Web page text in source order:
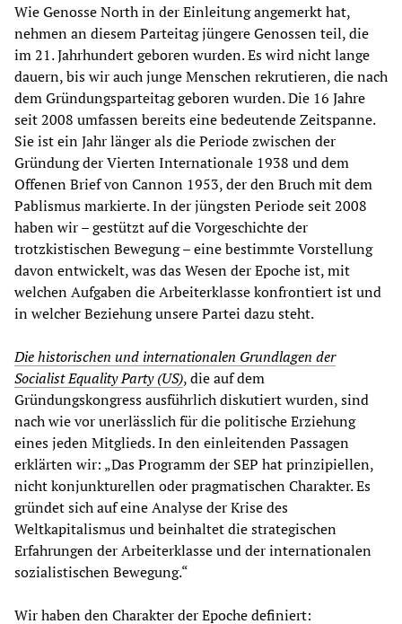
Wie Genosse North in der Einleitung angemerkt hat,
nehmen an diesem Parteitag jüngere Genossen teil, die
im 21. Jahrhundert geboren wurden. Es wird nicht lange
dauern, bis wir auch junge Menschen rekrutieren, die nach
dem Gründungsparteitag geboren wurden. Die 16 Jahre
seit 2008 umfassen bereits eine bedeutende Zeitspanne.
Sie ist ein Jahr länger als die Periode zwischen der
Gründung der Vierten Internationale 1938 und dem
Offenen Brief von Cannon 1953, der den Bruch mit dem
Pablismus markierte. In der jüngsten Periode seit 2008
haben wir – gestützt auf die Vorgeschichte der
trotzkistischen Bewegung – eine bestimmte Vorstellung
davon entwickelt, was das Wesen der Epoche ist, mit
welchen Aufgaben die Arbeiterklasse konfrontiert ist und
in welcher Beziehung unsere Partei dazu steht.
Die historischen und internationalen Grundlagen der
Socialist Equality Party (US), die auf dem
Gründungskongress ausführlich diskutiert wurden, sind
nach wie vor unerlässlich für die politische Erziehung
eines jeden Mitglieds. In den einleitenden Passagen
erklärten wir: „Das Programm der SEP hat prinzipiellen,
nicht konjunkturellen oder pragmatischen Charakter. Es
gründet sich auf eine Analyse der Krise des
Weltkapitalismus und beinhaltet die strategischen
Erfahrungen der Arbeiterklasse und der internationalen
sozialistischen Bewegung.“
Wir haben den Charakter der Epoche definiert: